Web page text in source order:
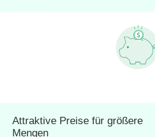
Attraktive Preise für größere
Mengen